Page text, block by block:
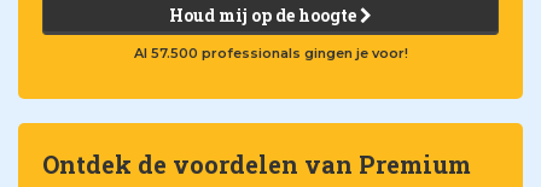
Houd mij op de hoogte
Al 57.500 professionals gingen je voor!
Ontdek de voordelen van Premium